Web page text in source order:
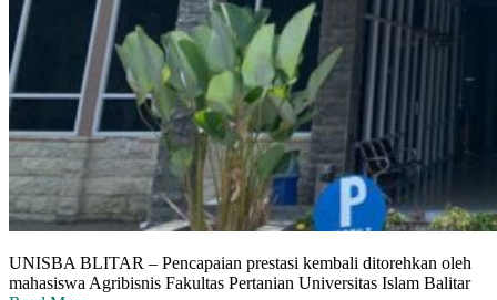
UNISBA BLITAR – Pencapaian prestasi kembali ditorehkan oleh
mahasiswa Agribisnis Fakultas Pertanian Universitas Islam Balitar